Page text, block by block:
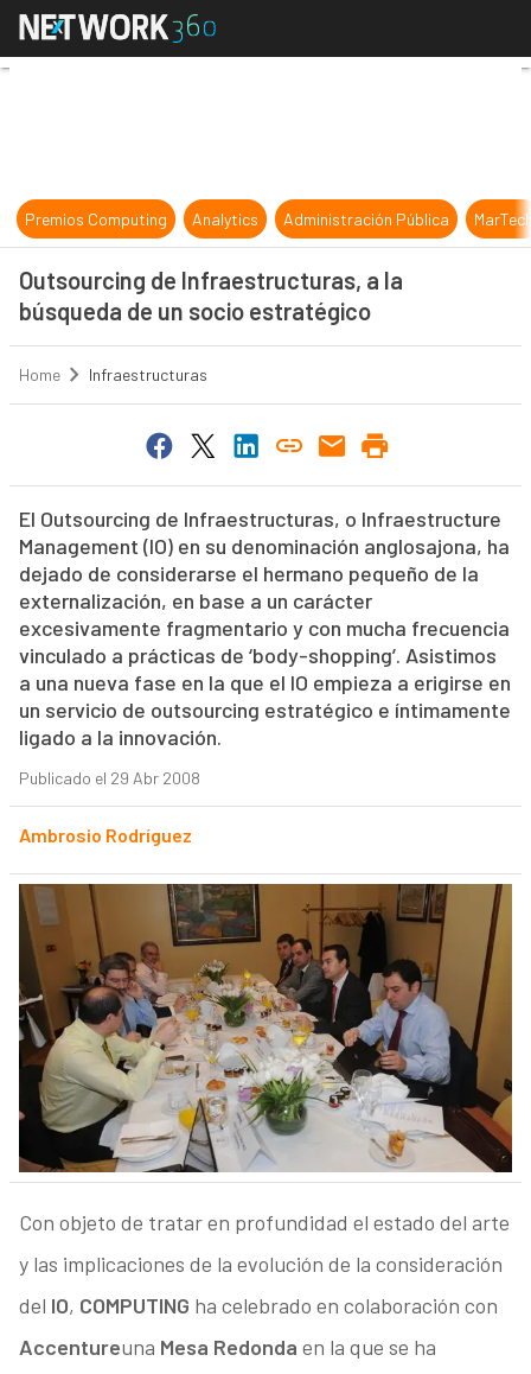
Outsourcing de Infraestructuras,
Premios Computing Analytics Administración Pública
Outsourcing de Infraestructuras, a la
búsqueda de un socio estratégico
Home Infraestructuras
El Outsourcing de Infraestructuras, o Infraestructure
Management (IO) en su denominación anglosajona, ha
dejado de considerarse el hermano pequeño de la
externalización, en base a un carácter
excesivamente fragmentario y con mucha frecuencia
vinculado a prácticas de ‘body-shopping’. Asistimos
a una nueva fase en la que el IO empieza a erigirse en
un servicio de outsourcing estratégico e íntimamente
ligado a la innovación.
Publicado el 29 Abr 2008
Ambrosio Rodríguez
Con objeto de tratar en profundidad el estado del arte
y las implicaciones de la evolución de la consideración
del IO, COMPUTING ha celebrado en colaboración con
Accentureuna Mesa Redonda en la que se ha